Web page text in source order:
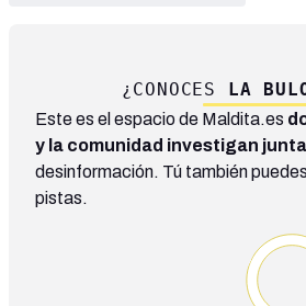
¿CONOCES LA
Este es el espacio de Maldita.es
y la comunidad investigan
desinformación. Tú también
pistas.